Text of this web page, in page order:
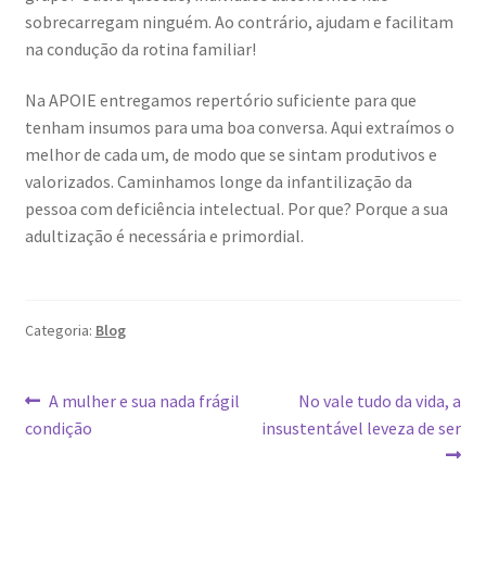
sobrecarregam ninguém. Ao contrário, ajudam e facilitam
na condução da rotina familiar!
Na APOIE entregamos repertório suficiente para que
tenham insumos para uma boa conversa. Aqui extraímos o
melhor de cada um, de modo que se sintam produtivos e
valorizados. Caminhamos longe da infantilização da
pessoa com deficiência intelectual. Por que? Porque a sua
adultização é necessária e primordial.
Categoria: Blog
Navegação
de
Post
anterior:
A mulher e sua nada frágil
condição
Próximo
post:
No vale tudo da vida, a
insustentável leveza de ser